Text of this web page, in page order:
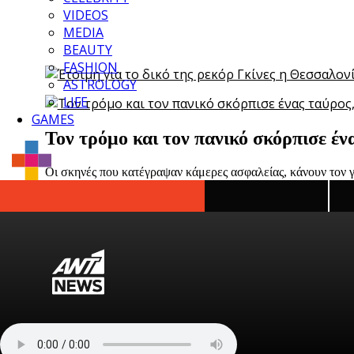
VIDEOS
MEDIA
BEAUTY
FASHION
ASTROLOGY
LIFE
GAMES
Τον τρόμο και τον πανικό σκόρπισε
Οι σκηνές που κατέγραψαν κάμερες ασφαλείας, κάνουν τον